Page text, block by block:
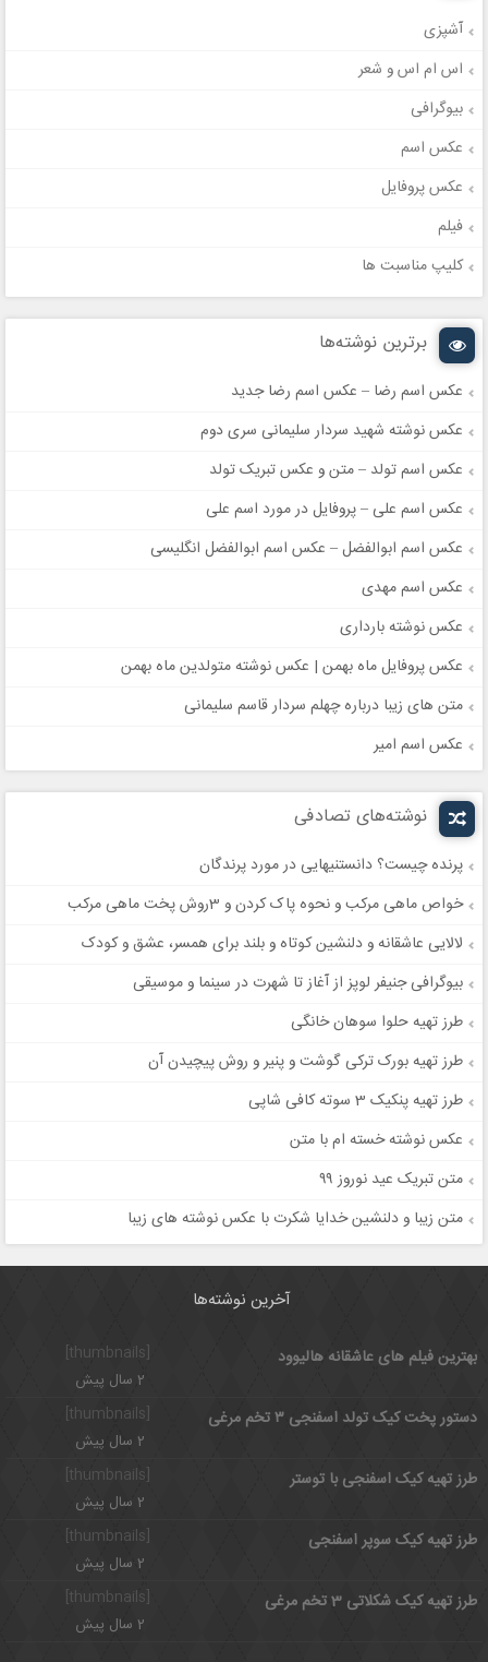
آشپزی
اس ام اس و شعر
بیوگرافی
عکس اسم
عکس پروفایل
فیلم
کلیپ مناسبت ها
برترین نوشته‌ها
عکس اسم رضا – عکس اسم رضا جدید
عکس نوشته شهید سردار سلیمانی سری دوم
عکس اسم تولد – متن و عکس تبریک تولد
عکس اسم علی – پروفایل در مورد اسم علی
عکس اسم ابوالفضل – عکس اسم ابوالفضل انگلیسی
عکس اسم مهدی
عکس نوشته بارداری
عکس پروفایل ماه بهمن | عکس نوشته متولدین ماه بهمن
متن های زیبا درباره چهلم سردار قاسم سلیمانی
عکس اسم امیر
نوشته‌های تصادفی
پرنده چیست؟ دانستنیهایی در مورد پرندگان
خواص ماهی مرکب و نحوه پاک کردن و 3روش پخت ماهی مرکب
لالایی عاشقانه و دلنشین کوتاه و بلند برای همسر، عشق و کودک
بیوگرافی جنیفر لوپز از آغاز تا شهرت در سینما و موسیقی
طرز تهیه حلوا سوهان خانگی
طرز تهیه بورک ترکی گوشت و پنیر و روش پیچیدن آن
طرز تهیه پنکیک 3 سوته کافی شاپی
عکس نوشته خسته ام با متن
متن تبریک عید نوروز ۹۹
متن زیبا و دلنشین خدایا شکرت با عکس نوشته های زیبا
آخرین نوشته‌ها
بهترین فیلم های عاشقانه هالیوود
2 سال پیش
[thumbnails]
دستور پخت کیک تولد اسفنجی ۳ تخم مرغی
2 سال پیش
طرز تهیه کیک اسفنجی با توستر
2 سال پیش
[thumbnails]
طرز تهیه کیک سوپر اسفنجی
2 سال پیش
طرز تهیه کیک شکلاتی 3 تخم مرغی
2 سال پیش